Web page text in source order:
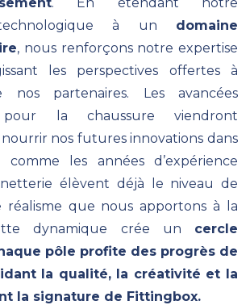
technologique à un domaine
, nous renforçons notre expertise
les perspectives offertes à
nos partenaires. Les avancées
pour la chaussure viendront
nos futures innovations dans
comme les années d’expérience
élèvent déjà le niveau de
réalisme que nous apportons à la
dynamique crée un cercle
pôle profite des progrès de
la qualité, la créativité et la
la signature de Fittingbox.